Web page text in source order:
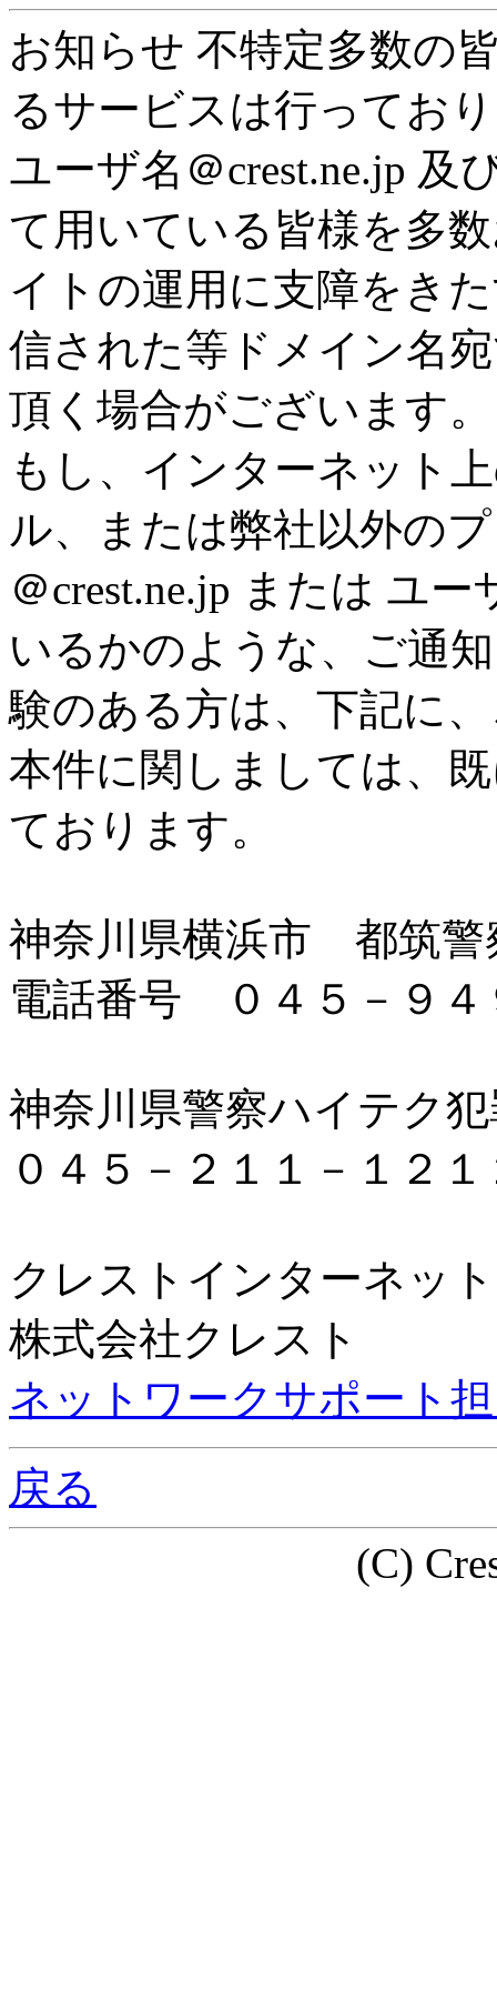
お知らせ 不特定多数の
るサービスは行ってお
ユーザ名＠crest.ne.jp 及
て用いている皆様を多
イトの運用に支障をき
信された等ドメイン名
頂く場合がございます。
もし、インターネット
ル、または弊社以外の
＠crest.ne.jp または ユ
いるかのような、ご通
験のある方は、下記に
本件に関しましては、
ております。
神奈川県横浜市 都筑
電話番号 ０４５－９４
神奈川県警察ハイテク
０４５－２１１－１２
クレストインターネッ
株式会社クレスト
ネットワークサポート
戻る
(C)